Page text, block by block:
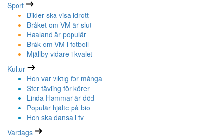
Sport
Bilder ska visa idrott
Bråket om VM är slut
Haaland är populär
Bråk om VM i fotboll
Mjällby vidare i kvalet
Kultur
Hon var viktig för många
Stor tävling för körer
Linda Hammar är död
Populär hjälte på bio
Hon ska dansa i tv
Vardags